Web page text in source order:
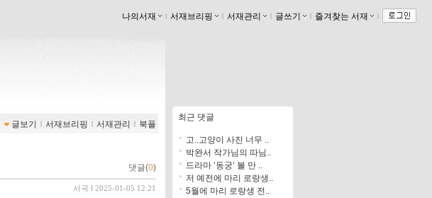
나의서재 ｌ 서재브리핑 ｌ 서재관리 ｌ 글쓰기 ｌ 즐겨찾는 서재 ｌ
글보기 ｌ 서재브리핑 ｌ 서재관리 ｌ 북플
댓글(0)
서곡 l 2025-01-05 12:21
최근 댓글
고..고양이 사진 너무 ..
박완서 작가님의 따님..
드라마 ‘동궁‘ 볼 만 ..
저 예전에 마리 로랑생..
5월에 마리 로랑생 전..